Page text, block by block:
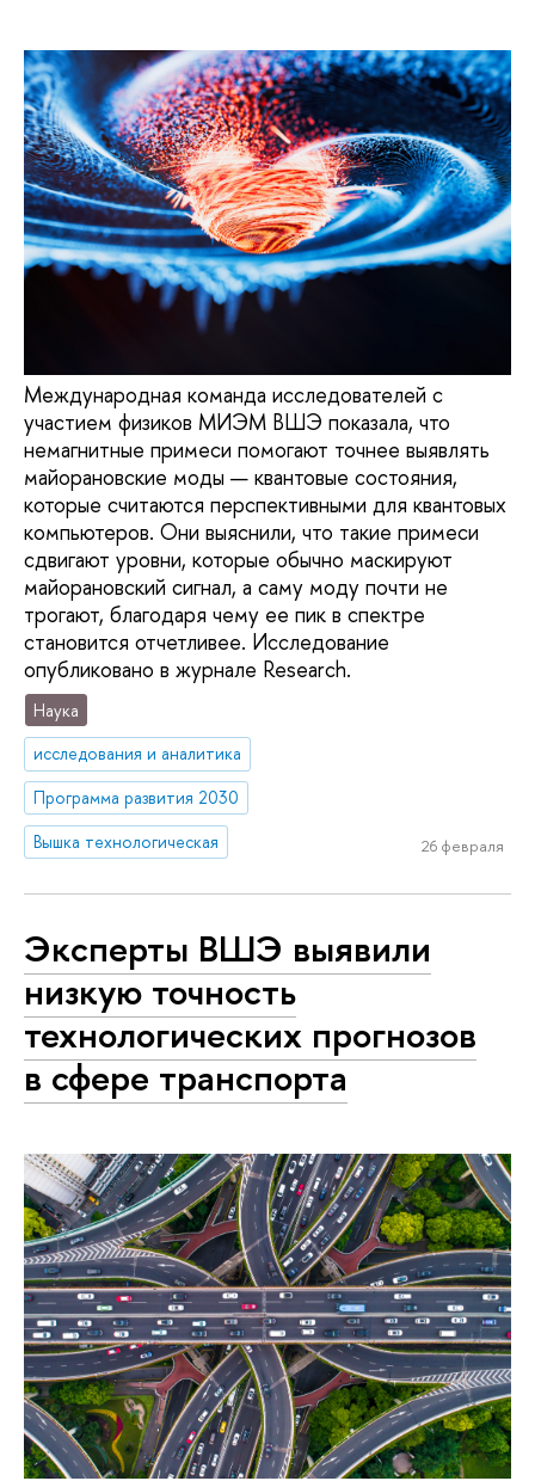
Международная команда исследователей с
участием физиков МИЭМ ВШЭ показала, что
немагнитные примеси помогают точнее выявлять
майорановские моды — квантовые состояния,
которые считаются перспективными для квантовых
компьютеров. Они выяснили, что такие примеси
сдвигают уровни, которые обычно маскируют
майорановский сигнал, а саму моду почти не
трогают, благодаря чему ее пик в спектре
становится отчетливее. Исследование
опубликовано в журнале Research.
Наука
исследования и аналитика
Программа развития 2030
Вышка технологическая
26 февраля
Эксперты ВШЭ выявили
низкую точность
технологических прогнозов
в сфере транспорта